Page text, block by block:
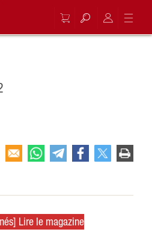
Lire le magazine